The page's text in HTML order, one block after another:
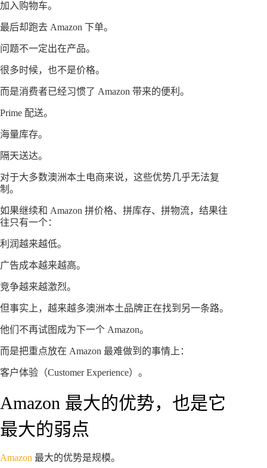
加入购物车。
最后却跑去 Amazon 下单。
问题不一定出在产品。
很多时候，也不是价格。
而是消费者已经习惯了 Amazon 带来的便利。
Prime 配送。
海量库存。
隔天送达。
对于大多数澳洲本土电商来说，这些优势几乎无法复
制。
如果继续和 Amazon 拼价格、拼库存、拼物流，结果往
往只有一个：
利润越来越低。
广告成本越来越高。
竞争越来越激烈。
但事实上，越来越多澳洲本土品牌正在找到另一条路。
他们不再试图成为下一个 Amazon。
而是把重点放在 Amazon 最难做到的事情上：
客户体验（Customer Experience）。
Amazon 最大的优势，也是它
最大的弱点
Amazon 最大的优势是规模。